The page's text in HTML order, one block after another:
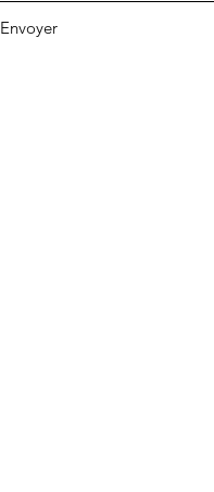
Envoyer